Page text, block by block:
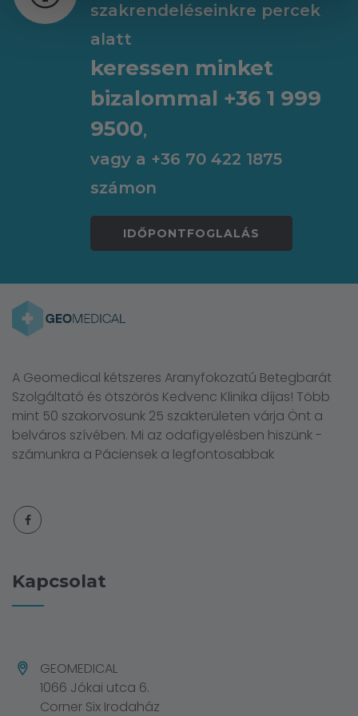
szakrendeléseinkre percek
alatt
keressen minket
bizalommal +36 1 999
9500,
vagy a +36 70 422 1875
számon
IDŐPONTFOGLALÁS
A Geomedical kétszeres Aranyfokozatú Betegbarát
Szolgáltató és ötszörös Kedvenc Klinika díjas! Több
mint 50 szakorvosunk 25 szakterületen várja Önt a
belváros szívében. Mi az odafigyelésben hiszünk -
számunkra a Páciensek a legfontosabbak
Kapcsolat
GEOMEDICAL
1066 Jókai utca 6.
Corner Six Irodaház